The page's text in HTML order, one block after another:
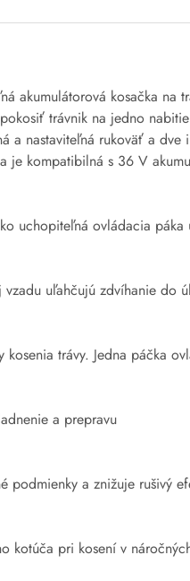
akumulátorová kosačka
trávnik na jedno
a nastaviteľná rukoväť a
je kompatibilná s 36 V
uchopiteľná ovládacia páka
uľahčujú zdvíhanie do
kosenia trávy. Jedna páčka
a prepravu
podmienky a znižuje rušivý
kotúča pri kosení v